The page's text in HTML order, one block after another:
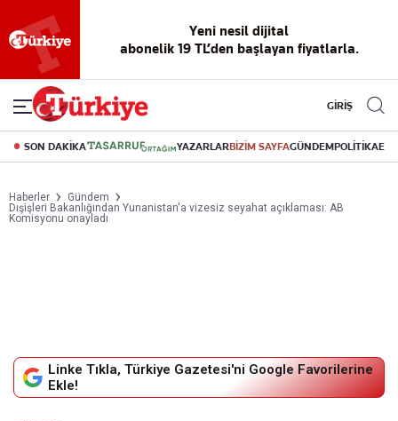
Yeni nesil dijital
abonelik 19 TL’den başlayan fiyatlarla.
GİRİŞ
SON DAKİKA YAZARLARBİZİM SAYFAGÜNDEMPOLİTİKA
Haberler
Gündem
Dışişleri Bakanlığından Yunanistan'a vizesiz seyahat açıklaması: AB
Komisyonu onayladı
Linke Tıkla, Türkiye Gazetesi'ni Google Favorilerine
Ekle!